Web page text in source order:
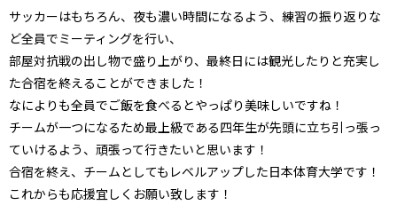
サッカーはもちろん、夜も濃い時間になるよう、練習の振り返りな
ど全員でミーティングを行い、
部屋対抗戦の出し物で盛り上がり、最終日には観光したりと充実し
た合宿を終えることができました！
なによりも全員でご飯を食べるとやっぱり美味しいですね！
チームが一つになるため最上級である四年生が先頭に立ち引っ張っ
ていけるよう、頑張って行きたいと思います！
合宿を終え、チームとしてもレベルアップした日本体育大学です！
これからも応援宜しくお願い致します！